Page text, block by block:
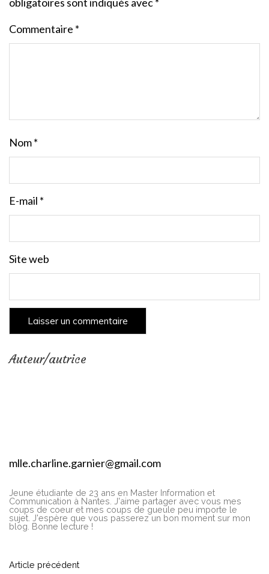
Commentaire *
Nom*
E-mail *
Site web
Auteur/autrice
mlle.charline.garnier@gmail.com
Jeune étudiante de 23 ans en Master Information et
Communication à Nantes. J'aime partager avec vous mes
coups de coeur et mes coups de gueule peu importe le
sujet. J'espère que vous passerez un bon moment sur mon
blog. Bonne lecture !
Article précédent